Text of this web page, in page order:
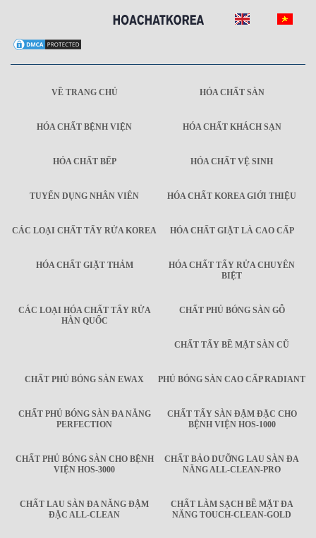
VỀ TRANG CHỦ HÓA CHẤT SÀN
HÓA CHẤT BỆNH VIỆN HÓA CHẤT KHÁCH SẠN
HÓA CHẤT BẾP HÓA CHẤT VỆ SINH
TUYỂN DỤNG NHÂN VIÊN HÓA CHẤT KOREA GIỚI THIỆU
CÁC LOẠI CHẤT TẨY RỬA KOREA HÓA CHẤT GIẶT LÀ CAO CẤP
HÓA CHẤT GIẶT THẢM
HÓA CHẤT TẨY RỬA CHUYÊN
BIỆT
CÁC LOẠI HÓA CHẤT TẨY RỬA
HÀN QUỐC
CHẤT PHỦ BÓNG SÀN GỖ
CHẤT TẨY BỀ MẶT SÀN CŨ
CHẤT PHỦ BÓNG SÀN EWAX PHỦ BÓNG SÀN CAO CẤP RADIANT
CHẤT PHỦ BÓNG SÀN ĐA NĂNG
PERFECTION
CHẤT TẨY SÀN ĐẬM ĐẶC CHO
BỆNH VIỆN HOS-1000
CHẤT PHỦ BÓNG SÀN CHO BỆNH
VIỆN HOS-3000
CHẤT BẢO DƯỠNG LAU SÀN ĐA
NĂNG ALL-CLEAN-PRO
CHẤT LAU SÀN ĐA NĂNG ĐẬM
ĐẶC ALL-CLEAN
CHẤT LÀM SẠCH BỀ MẶT ĐA
NĂNG TOUCH-CLEAN-GOLD